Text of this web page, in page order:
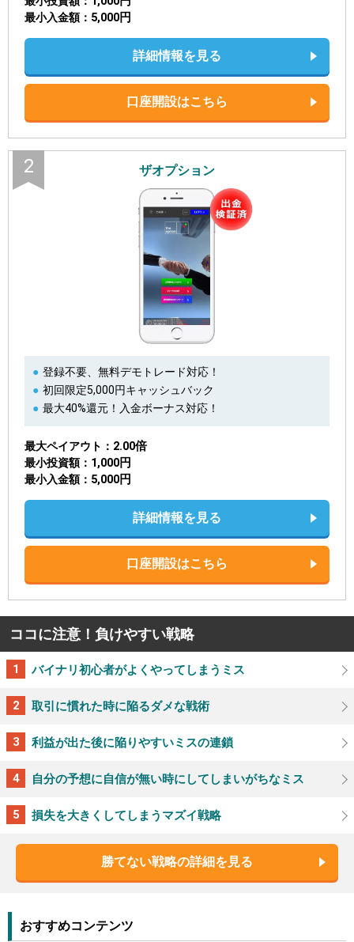
最小入金額 5,000円
詳細情報を見る
口座開設はこちら
2 ザオプション
登録不要、無料デモトレード対応！
初回限定5,000円キャッシュバック
最大40%還元！入金ボーナス対応！
最大ペイアウト 2.00倍
最小投資額 1,000円
最小入金額 5,000円
詳細情報を見る
口座開設はこちら
ココに注意！負けやすい戦略
バイナリ初心者がよくやってしまうミス
取引に慣れた時に陥るダメな戦術
利益が出た後に陥りやすいミスの連鎖
自分の予想に自信が無い時にしてしまいがちなミス
損失を大きくしてしまうマズイ戦略
勝てない戦略の詳細を見る
おすすめコンテンツ